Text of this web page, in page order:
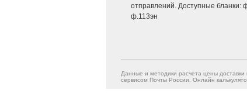
отправлений. Доступные бланки:
ф.113эн
Данные и методики расчета цены
сервисом Почты России. Онлайн